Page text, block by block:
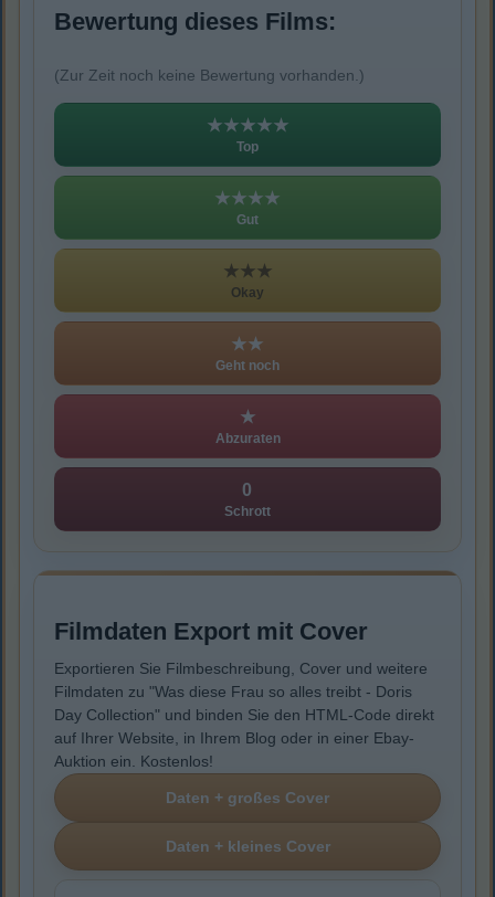
Bewertung dieses Films:
(Zur Zeit noch keine Bewertung vorhanden.)
★★★★★
Top
★★★★
Gut
★★★
Okay
★★
Geht noch
★
Abzuraten
0
Schrott
Filmdaten Export mit Cover
Exportieren Sie Filmbeschreibung, Cover und weitere
Filmdaten zu "Was diese Frau so alles treibt - Doris
Day Collection" und binden Sie den HTML-Code direkt
auf Ihrer Website, in Ihrem Blog oder in einer Ebay-
Auktion ein. Kostenlos!